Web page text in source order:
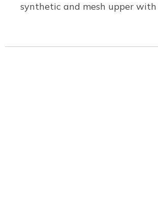
synthetic and mesh upper with